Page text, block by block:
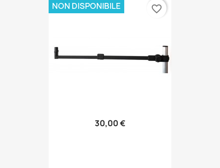
30,00 €
NON DISPONIBILE favorite_border